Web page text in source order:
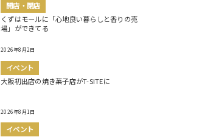
開店・閉店
くずはモールに「心地良い暮らしと香りの売
場」ができてる
2026年8月2日
イベント
大阪初出店の焼き菓子店がT-SITEに
2026年8月1日
イベント